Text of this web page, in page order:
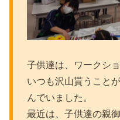
子供達は、ワークシ
いつも沢山貰うこと
んでいました。
最近は、子供達の親